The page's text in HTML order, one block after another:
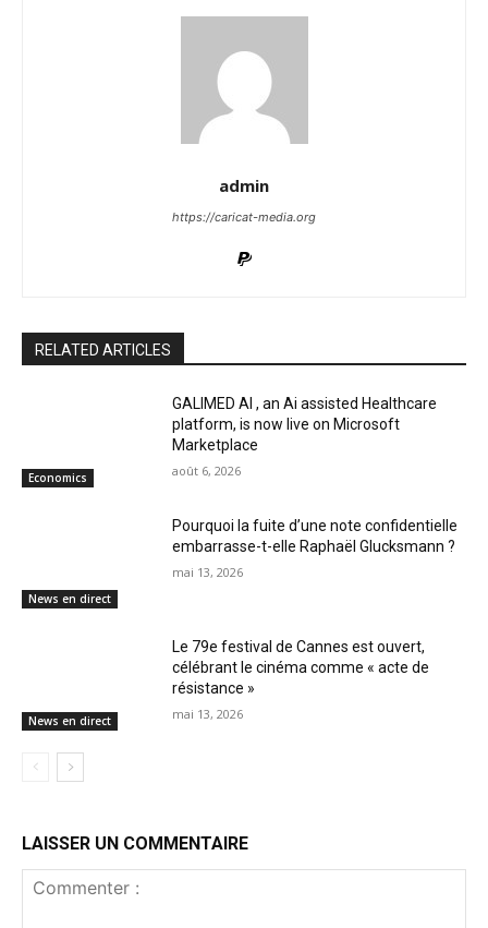
admin
https://caricat-media.org
RELATED ARTICLES
Economics
GALIMED AI , an Ai assisted Healthcare
platform, is now live on Microsoft
Marketplace
août 6, 2026
News en direct
Pourquoi la fuite d’une note confidentielle
embarrasse-t-elle Raphaël Glucksmann ?
mai 13, 2026
News en direct
Le 79e festival de Cannes est ouvert,
célébrant le cinéma comme « acte de
résistance »
mai 13, 2026
LAISSER UN COMMENTAIRE